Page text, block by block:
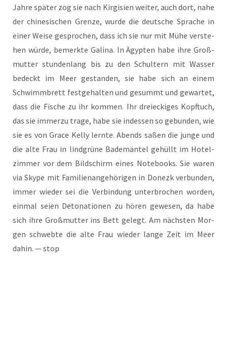
Jah­re spä­ter zog sie nach Kir­gi­si­en wei­ter, auch dort, nahe
der chi­ne­si­schen Gren­ze, wur­de die deut­sche Spra­che in
einer Wei­se gespro­chen, dass ich sie nur mit Mühe ver­ste­
hen wür­de, bemerk­te Gali­na. In Ägyp­ten habe ihre Groß­
mutter stun­den­lang bis zu den Schul­tern mit Was­ser
bedeckt im Meer gestan­den, sie habe sich an einem
Schwimm­brett fest­ge­hal­ten und gesummt und gewar­tet,
dass die Fische zu ihr kom­men. Ihr drei­ecki­ges Kopf­tuch,
das sie immer­zu tra­ge, habe sie indes­sen so gebun­den, wie
sie es von Grace Kel­ly lern­te. Abends saßen die jun­ge und
die alte Frau in lind­grü­ne Bade­män­tel gehüllt im Hotel­
zim­mer vor dem Bild­schirm eines Note­books. Sie waren
via Sky­pe mit Fami­li­en­an­ge­hö­ri­gen in Donezk ver­bun­den,
immer wie­der sei die Ver­bin­dung unter­bro­chen wor­den,
ein­mal sei­en Deto­na­tio­nen zu hören gewe­sen, da habe
sich ihre Groß­mutter ins Bett gelegt. Am nächs­ten Mor­
gen schweb­te die alte Frau wie­der lan­ge Zeit im Meer
dahin. — stop